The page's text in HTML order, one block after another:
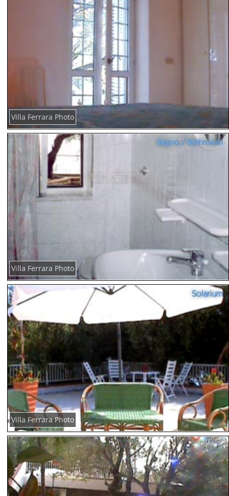
Villa Ferrara Photo
Villa Ferrara Photo
Villa Ferrara Photo